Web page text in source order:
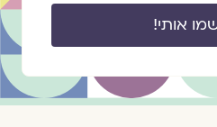
אותי!